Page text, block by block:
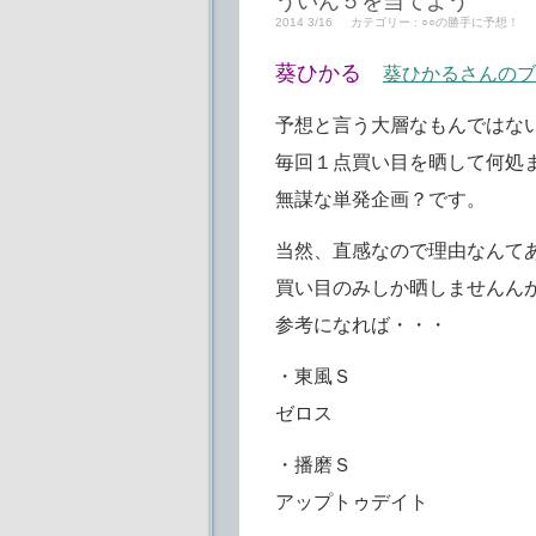
2014 3/16 カテゴリー : ○○の勝手に予想！
葵ひかる 葵ひかるさんの
予想と言う大層なもんではな
毎回１点買い目を晒して何処
無謀な単発企画？です。
当然、直感なので理由なんて
買い目のみしか晒しませんん
参考になれば・・・
・東風Ｓ
ゼロス
・播磨Ｓ
アップトゥデイト